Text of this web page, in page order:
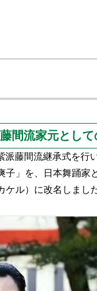
間流家元として
藤間流継承式を行い
」を、日本舞踊家
ル）に改名しました